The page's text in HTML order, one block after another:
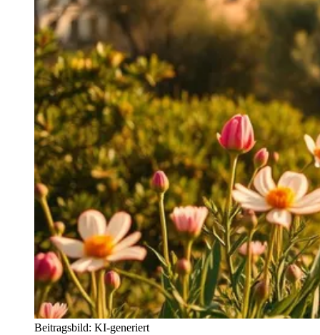
Beitragsbild: KI-generiert